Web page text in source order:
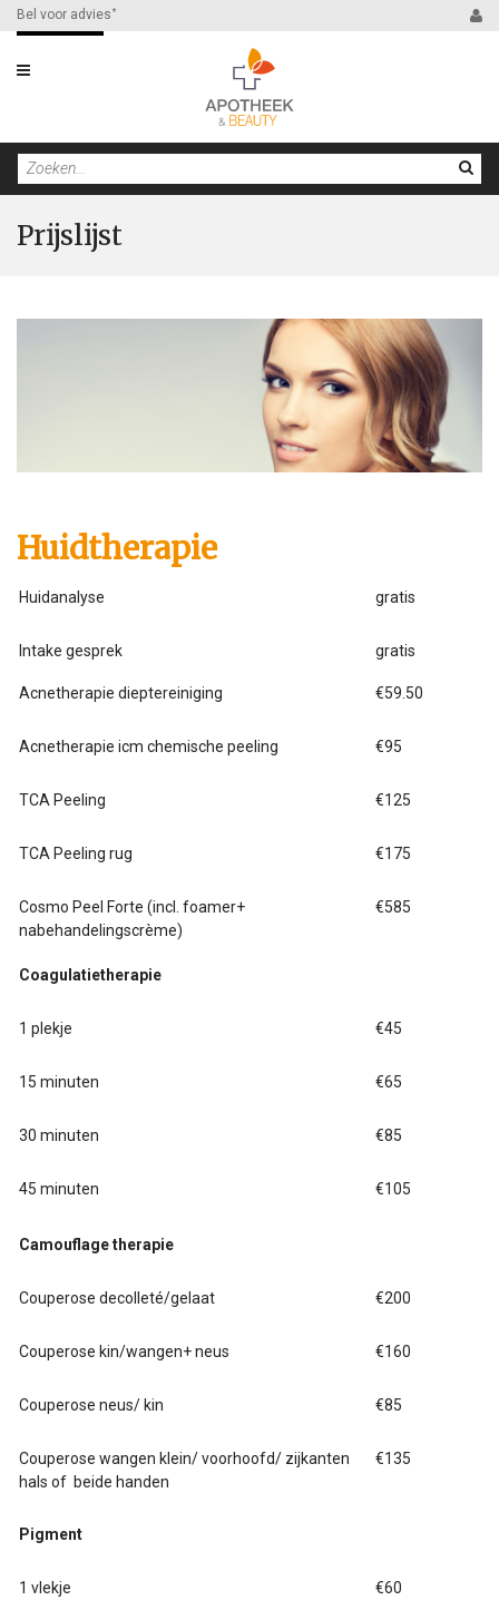
Bel voor advies *
Prijslijst
Huidtherapie
Huidanalyse gratis
Intake gesprek gratis
Acnetherapie dieptereiniging €59.50
Acnetherapie icm chemische peeling €95
TCA Peeling €125
TCA Peeling rug €175
Cosmo Peel Forte (incl. foamer+
nabehandelingscrème)
€585
Coagulatietherapie
1 plekje €45
15 minuten €65
30 minuten €85
45 minuten €105
Camouflage therapie
Couperose decolleté/gelaat €200
Couperose kin/wangen+ neus €160
Couperose neus/ kin €85
Couperose wangen klein/ voorhoofd/ zijkanten
hals of beide handen
€135
Pigment
1 vlekje €60
Filter